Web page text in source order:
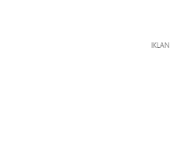
IKLAN